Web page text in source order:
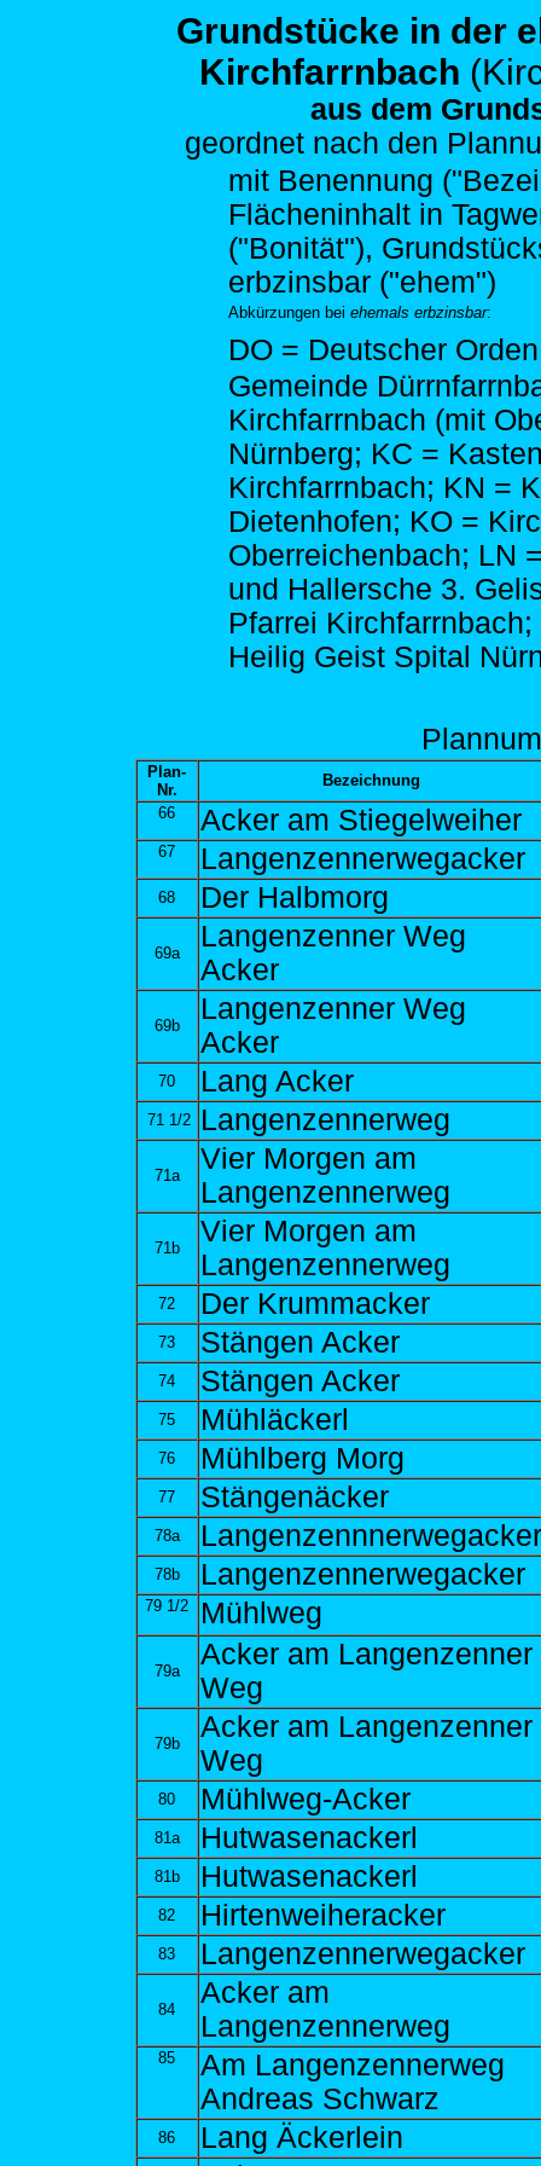
Grundstücke in der
Kirchfarrnbach
aus dem
geordnet nach den
mit Benennung
Flächeninhalt in
("Bonität"),
erbzinsbar ("ehem")
Abkürzungen bei ehemals erbzinsbar:
DO = Deutscher
Gemeinde
Kirchfarrnbach (mit
Nürnberg; KC =
Kirchfarrnbach; KN =
Dietenhofen; KO =
Oberreichenbach; LN
und Hallersche 3.
Pfarrei Kirchfarrnbach;
Heilig Geist Spital
Plann
Plan-
Nr.
Bezeichnung
66
Acker am Stiegelweiher
67 Langenzennerwegacker
68 Der Halbmorg
69a
Langenzenner Weg
Acker
69b
Langenzenner Weg
Acker
70 Lang Acker
71 1/2 Langenzennerweg
71a
Vier Morgen am
Langenzennerweg
71b
Vier Morgen am
Langenzennerweg
72 Der Krummacker
73 Stängen Acker
74 Stängen Acker
75 Mühläckerl
76 Mühlberg Morg
77 Stängenäcker
78a Langenzennnerwegacker
78b Langenzennerwegacker
79 1/2 Mühlweg
79a
Acker am Langenzenner
Weg
79b
Acker am Langenzenner
Weg
80 Mühlweg-Acker
81a Hutwasenackerl
81b Hutwasenackerl
82 Hirtenweiheracker
83 Langenzennerwegacker
84
Acker am
Langenzennerweg
85
Am Langenzennerweg
Andreas Schwarz
86
Lang Äckerlein